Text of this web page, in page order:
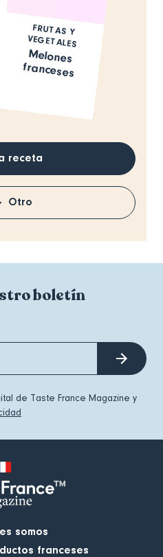
FRUTAS Y
VEGETALES
Melones
franceses
receta
Otro
boletín
de Taste France Magazine y
somos
franceses